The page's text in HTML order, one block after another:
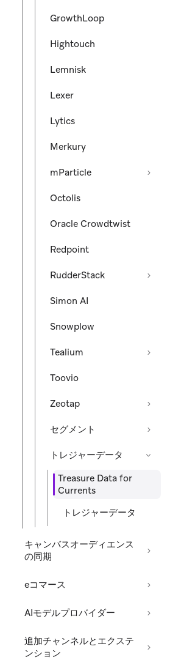
GrowthLoop
Hightouch
Lemnisk
Lexer
Lytics
Merkury
mParticle
Octolis
Oracle Crowdtwist
Redpoint
RudderStack
Simon AI
Snowplow
Tealium
Toovio
Zeotap
セグメント
トレジャーデータ
Treasure Data for
Currents
トレジャーデータ
キャンバスオーディエンス
の同期
eコマース
AIモデルプロバイダー
追加チャンネルとエクステ
ンション